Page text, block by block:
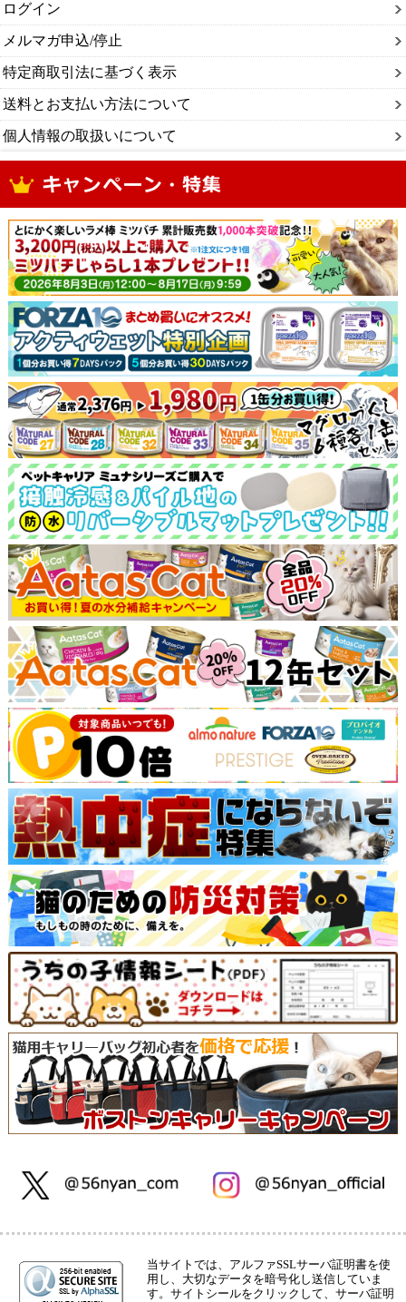
ログイン
メルマガ申込/停止
特定商取引法に基づく表示
送料とお支払い方法について
個人情報の取扱いについて
当サイトでは、アルファSSLサーバ証明書を使
用し、大切なデータを暗号化し送信していま
す。サイトシールをクリックして、サーバ証明